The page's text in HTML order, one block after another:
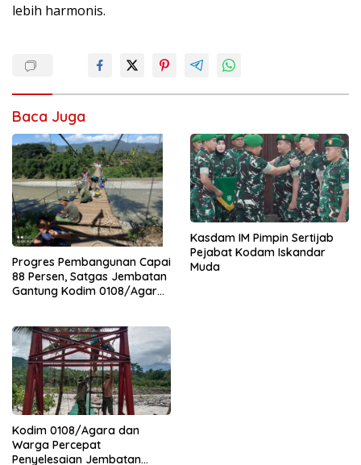
lebih harmonis.
Baca Juga
Progres Pembangunan Capai
88 Persen, Satgas Jembatan
Gantung Kodim 0108/Agara
Kasdam IM Pimpin Sertijab
Pejabat Kodam Iskandar
Muda
Kodim 0108/Agara dan
Warga Percepat
Penyelesaian Jembatan